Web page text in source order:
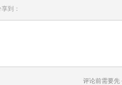
到：
评论前需要先